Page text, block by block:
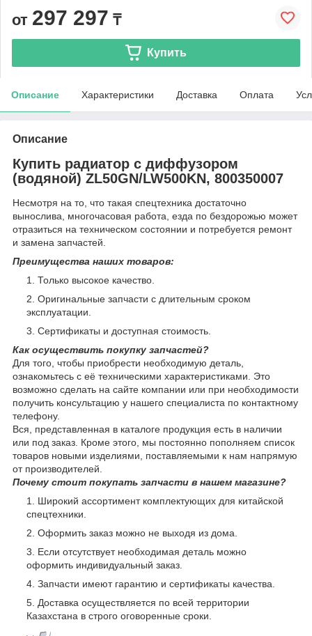
от 297 297 ₸
Купить
Описание Характеристики Доставка Оплата
Описание
Купить радиатор с диффузором
(водяной) ZL50GN/LW500KN, 800350007
Несмотря на то, что такая спецтехника достаточно
вынослива, многочасовая работа, езда по бездорожью может
отразиться на техническом состоянии и потребуется ремонт
и замена запчастей.
Преимущества наших товаров:
Только высокое качество.
Оригинальные запчасти с длительным сроком
эксплуатации.
Сертификаты и доступная стоимость.
Как осуществить покупку запчастей?
Для того, чтобы приобрести необходимую деталь,
ознакомьтесь с её техническими характеристиками. Это
возможно сделать на сайте компании или при необходимости
получить консультацию у нашего специалиста по контактному
телефону.
Вся, представленная в каталоге продукция есть в наличии
или под заказ. Кроме этого, мы постоянно пополняем список
товаров новыми изделиями, поставляемыми к нам напрямую
от производителей.
Почему стоит покупать запчасти в нашем магазине?
Широкий ассортимент комплектующих для китайской
спецтехники.
Оформить заказ можно не выходя из дома.
Если отсутствует необходимая деталь можно
оформить индивидуальный заказ.
Запчасти имеют гарантию и сертификаты качества.
Доставка осуществляется по всей территории
Казахстана в строго оговоренные сроки.